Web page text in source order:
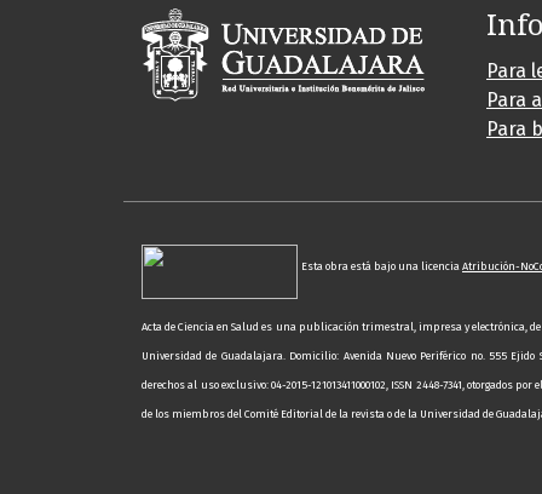
Para
Para
Para
Esta obra está bajo una licencia Atribución-
Acta de Ciencia en Salud es una publicación trimestral, impresa y electrónica,
Universidad de Guadalajara. Domicilio: Avenida Nuevo Periférico no. 555 Ejido
derechos al uso exclusivo: 04-2015-121013411000102, ISSN 2448-7341, otorgados
de los miembros del Comité Editorial de la revista o de la Universidad de